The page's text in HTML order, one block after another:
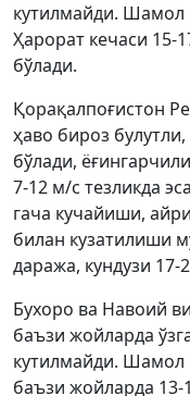
кутилмайди. Шамол
Ҳарорат кечаси 15-
бўлади.
Қорақалпоғистон
ҳаво бироз
бўлади,
7-12 м/с тезликда
гача кучайиши,
билан кузатилиши
даража, кундузи 17-
Бухоро ва Навоий
баъзи жойларда
кутилмайди. Шамол
баъзи жойларда